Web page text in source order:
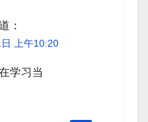
：
上午10:20
学习当